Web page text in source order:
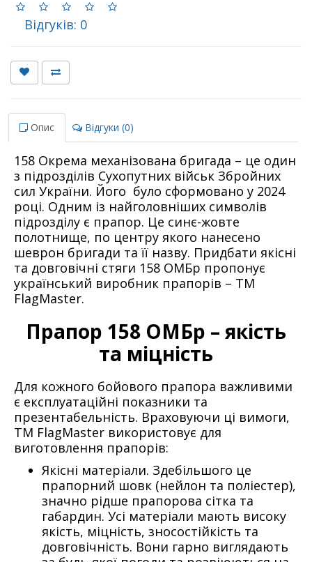
Відгуків: 0
Опис Відгуки (0)
158 Окрема механізована бригада – це один
з підрозділів Сухопутних військ Збройних
сил України. Його було сформовано у 2024
році. Одним із найголовніших символів
підрозділу є прапор. Це синє-жовте
полотнище, по центру якого нанесено
шеврон бригади та її назву. Придбати якісні
та довговічні стяги 158 ОМБр пропонує
український виробник прапорів – ТМ
FlagMaster.
Прапор 158 ОМБр – якість
та міцність
Для кожного бойового прапора важливими
є експлуатаційні показники та
презентабельність. Враховуючи ці вимоги,
ТМ FlagMaster використовує для
виготовлення прапорів:
Якісні матеріали. Здебільшого це
прапорний шовк (нейлон та поліестер),
значно рідше прапорова сітка та
габардин. Усі матеріали мають високу
якість, міцність, зносостійкість та
довговічність. Вони гарно виглядають